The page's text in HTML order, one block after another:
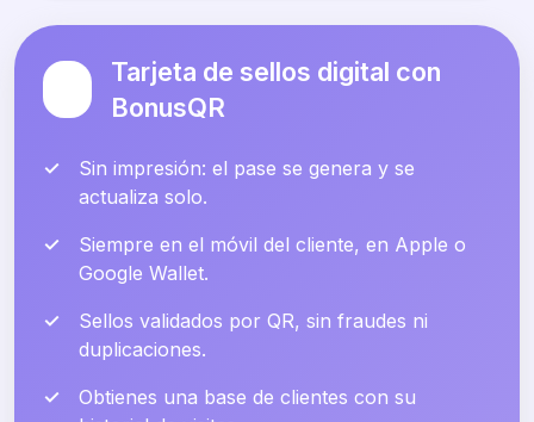
Tarjeta de sellos digital con
BonusQR
✓
Sin impresión: el pase se genera y se
actualiza solo.
✓
Siempre en el móvil del cliente, en Apple o
Google Wallet.
✓
Sellos validados por QR, sin fraudes ni
duplicaciones.
✓
Obtienes una base de clientes con su